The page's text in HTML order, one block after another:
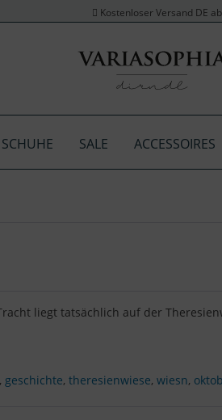
Kostenloser Versand DE
SCHUHE SALE ACCESSOIRES
liegt tatsächlich auf der
,geschichte,theresienwiese,wiesn,